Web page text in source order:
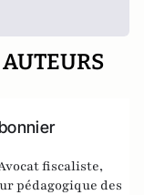
AUTEURS
fiscaliste,
pédagogique des